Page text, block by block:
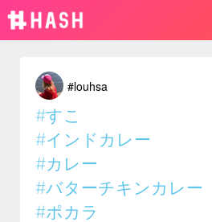
#louhsa
#すこ
#インドカレー
#カレー
#バターチキンカレー
#ポカラ